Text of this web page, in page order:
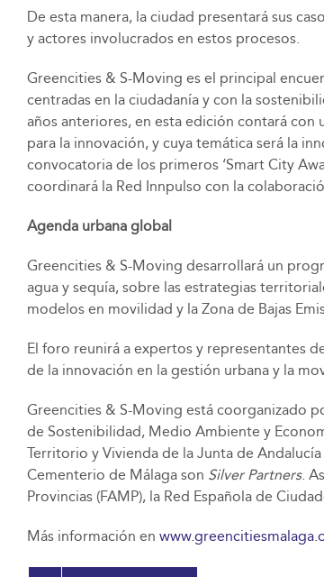
De esta manera, la ciudad presentará sus
y actores involucrados en estos procesos.
Greencities & S-Moving es el principal
centradas en la ciudadanía y con la
años anteriores, en esta edición contará con
para la innovación, y cuya temática será la
convocatoria de los primeros ‘Smart City
coordinará la Red Innpulso con la
Agenda urbana global
Greencities & S-Moving desarrollará un
agua y sequía, sobre las estrategias
modelos en movilidad y la Zona de Bajas
El foro reunirá a expertos y representantes
de la innovación en la gestión urbana y la
Greencities & S-Moving está coorganizado
de Sostenibilidad, Medio Ambiente y
Territorio y Vivienda de la Junta de
Cementerio de Málaga son Silver Partners.
Provincias (FAMP), la Red Española de
Más información en